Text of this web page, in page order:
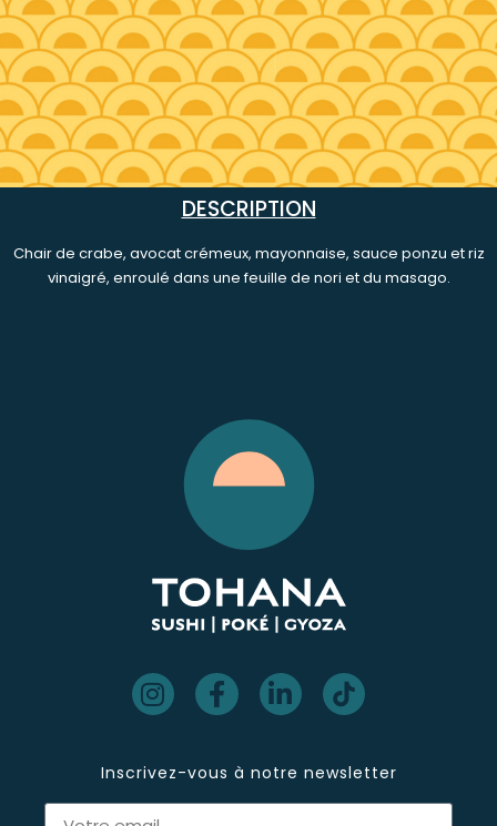
DESCRIPTION
Chair de crabe, avocat crémeux, mayonnaise, sauce ponzu et riz
vinaigré, enroulé dans une feuille de nori et du masago.
Inscrivez-vous à notre newsletter